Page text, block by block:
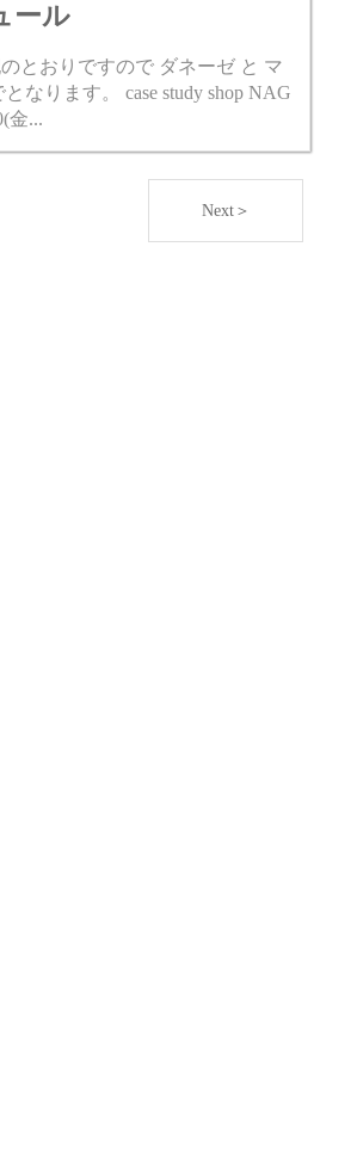
ール
とおりですので ダネーゼ と マ
なります。 case study shop NAG
金...
Next＞